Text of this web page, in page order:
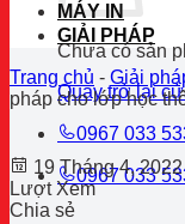
Chưa có sản
Quay trở lại
0967 033
0967 033
MÁY IN
GIẢI PHÁP
Trang chủ - Giải
pháp cho lớp học
19 Tháng 4, 2022
Lượt Xem
Chia sẻ